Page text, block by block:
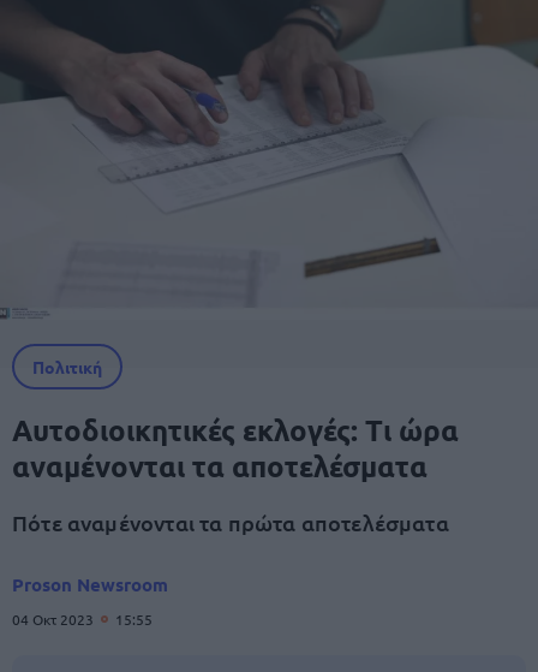
Πολιτική
Αυτοδιοικητικές εκλογές: Τι ώρα
αναμένονται τα αποτελέσματα
Πότε αναμένονται τα πρώτα αποτελέσματα
Proson Newsroom
04 Οκτ 2023 15:55